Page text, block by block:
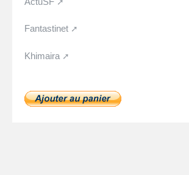
Fantastinet
Khimaira